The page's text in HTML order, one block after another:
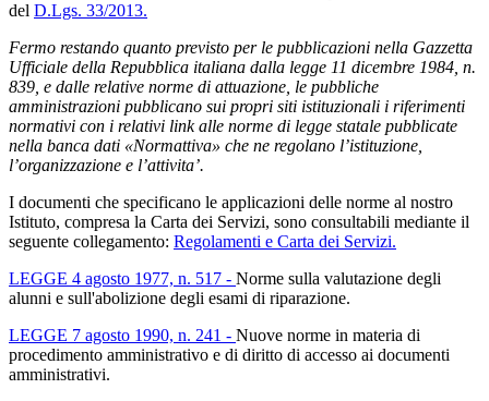
del D.Lgs. 33/2013.
Fermo restando quanto previsto per le pubblicazioni nella Gazzetta
Ufficiale della Repubblica italiana dalla legge 11 dicembre 1984, n.
839, e dalle relative norme di attuazione, le pubbliche
amministrazioni pubblicano sui propri siti istituzionali i riferimenti
normativi con i relativi link alle norme di legge statale pubblicate
nella banca dati «Normattiva» che ne regolano l’istituzione,
l’organizzazione e l’attivita’.
I documenti che specificano le applicazioni delle norme al nostro
Istituto, compresa la Carta dei Servizi, sono consultabili mediante il
seguente collegamento: Regolamenti e Carta dei Servizi.
LEGGE 4 agosto 1977, n. 517 - Norme sulla valutazione degli
alunni e sull'abolizione degli esami di riparazione.
LEGGE 7 agosto 1990, n. 241 - Nuove norme in materia di
procedimento amministrativo e di diritto di accesso ai documenti
amministrativi.